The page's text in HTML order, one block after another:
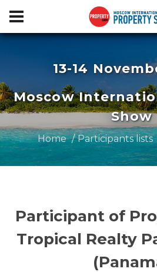
13-14
Moscow
Show
Home Participants lists
Participant of
Tropical Realty